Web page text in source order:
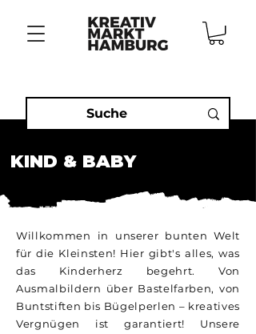
KIND & BABY
Willkommen in unserer bunten Welt
für die Kleinsten! Hier gibt's alles, was
das Kinderherz begehrt. Von
Ausmalbildern über Bastelfarben, von
Buntstiften bis Bügelperlen – kreatives
Vergnügen ist garantiert! Unsere